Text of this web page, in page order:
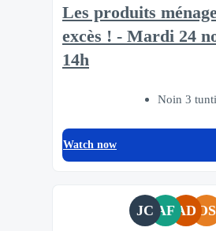
Les produits
excès ! - Mardi 24
14h
Noin 3
Watch now
JC AF AD OS